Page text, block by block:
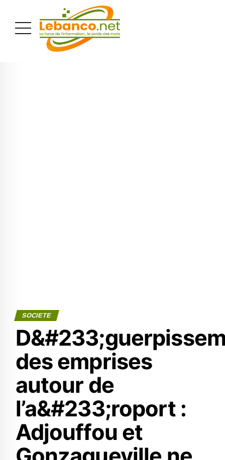
SOCIETE
des emprises
autour de
l’a&#233;roport :
Adjouffou et